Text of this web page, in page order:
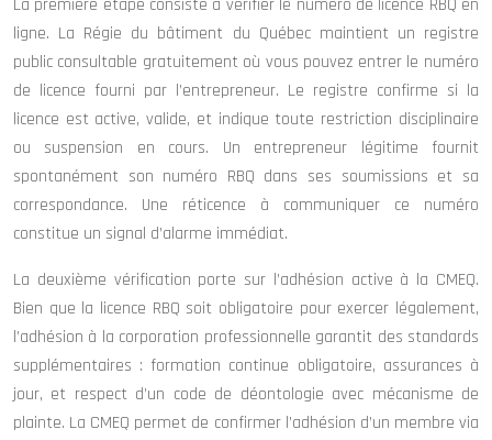
La première étape consiste à vérifier le numéro de licence RBQ en
ligne. La Régie du bâtiment du Québec maintient un registre
public consultable gratuitement où vous pouvez entrer le numéro
de licence fourni par l’entrepreneur. Le registre confirme si la
licence est active, valide, et indique toute restriction disciplinaire
ou suspension en cours. Un entrepreneur légitime fournit
spontanément son numéro RBQ dans ses soumissions et sa
correspondance. Une réticence à communiquer ce numéro
constitue un signal d’alarme immédiat.
La deuxième vérification porte sur l’adhésion active à la CMEQ.
Bien que la licence RBQ soit obligatoire pour exercer légalement,
l’adhésion à la corporation professionnelle garantit des standards
supplémentaires : formation continue obligatoire, assurances à
jour, et respect d’un code de déontologie avec mécanisme de
plainte. La CMEQ permet de confirmer l’adhésion d’un membre via